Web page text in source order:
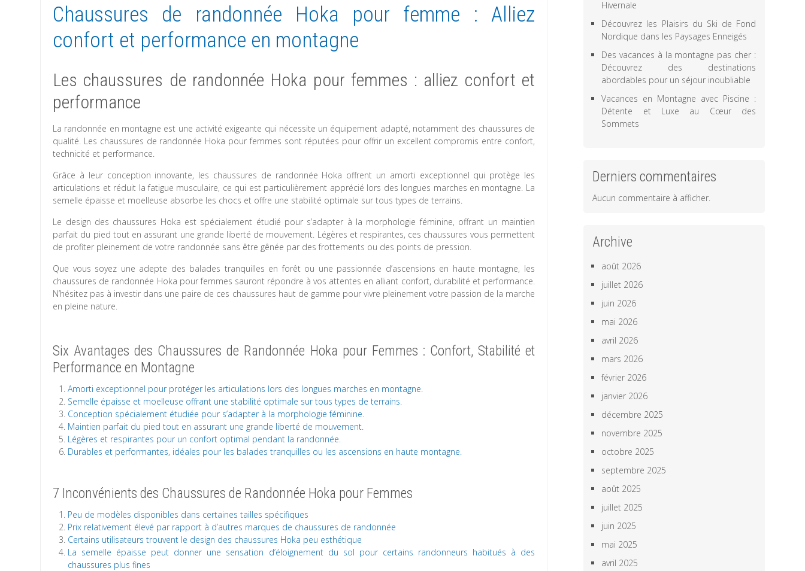
Chaussures de randonnée Hoka pour femme : Alliez
confort et performance en montagne
Les chaussures de randonnée Hoka pour femmes : alliez confort et
performance
La randonnée en montagne est une activité exigeante qui nécessite un équipement adapté, notamment des chaussures de
qualité. Les chaussures de randonnée Hoka pour femmes sont réputées pour offrir un excellent compromis entre confort,
technicité et performance.
Grâce à leur conception innovante, les chaussures de randonnée Hoka offrent un amorti exceptionnel qui protège les
articulations et réduit la fatigue musculaire, ce qui est particulièrement apprécié lors des longues marches en montagne. La
semelle épaisse et moelleuse absorbe les chocs et offre une stabilité optimale sur tous types de terrains.
Le design des chaussures Hoka est spécialement étudié pour s’adapter à la morphologie féminine, offrant un maintien
parfait du pied tout en assurant une grande liberté de mouvement. Légères et respirantes, ces chaussures vous permettent
de profiter pleinement de votre randonnée sans être gênée par des frottements ou des points de pression.
Que vous soyez une adepte des balades tranquilles en forêt ou une passionnée d’ascensions en haute montagne, les
chaussures de randonnée Hoka pour femmes sauront répondre à vos attentes en alliant confort, durabilité et performance.
N’hésitez pas à investir dans une paire de ces chaussures haut de gamme pour vivre pleinement votre passion de la marche
en pleine nature.
Six Avantages des Chaussures de Randonnée Hoka pour Femmes : Confort, Stabilité et
Performance en Montagne
Amorti exceptionnel pour protéger les articulations lors des longues marches en montagne.
Semelle épaisse et moelleuse offrant une stabilité optimale sur tous types de terrains.
Conception spécialement étudiée pour s’adapter à la morphologie féminine.
Maintien parfait du pied tout en assurant une grande liberté de mouvement.
Légères et respirantes pour un confort optimal pendant la randonnée.
Durables et performantes, idéales pour les balades tranquilles ou les ascensions en haute montagne.
7 Inconvénients des Chaussures de Randonnée Hoka pour Femmes
Peu de modèles disponibles dans certaines tailles spécifiques
Prix relativement élevé par rapport à d’autres marques de chaussures de randonnée
Certains utilisateurs trouvent le design des chaussures Hoka peu esthétique
La semelle épaisse peut donner une sensation d’éloignement du sol pour certains randonneurs habitués à des
chaussures plus fines
Hivernale
Découvrez les Plaisirs du Ski de Fond
Nordique dans les Paysages Enneigés
Des vacances à la montagne pas cher :
Découvrez des destinations
abordables pour un séjour inoubliable
Vacances en Montagne avec Piscine :
Détente et Luxe au Cœur des
Sommets
Derniers commentaires
Aucun commentaire à afficher.
Archive
août 2026
juillet 2026
juin 2026
mai 2026
avril 2026
mars 2026
février 2026
janvier 2026
décembre 2025
novembre 2025
octobre 2025
septembre 2025
août 2025
juillet 2025
juin 2025
mai 2025
avril 2025